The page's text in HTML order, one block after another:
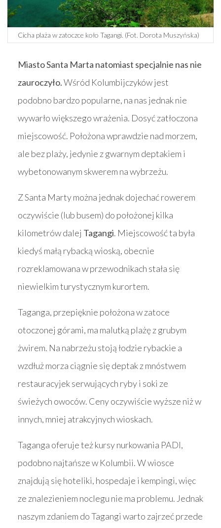
Cicha plaża w zatoczce koło Tagangi. (Fot. Dorota Muszyńska)
Miasto Santa Marta natomiast specjalnie nas nie
zauroczyło.Wśród Kolumbijczyków jest
podobno bardzo popularne, na nas jednak nie
wywarło większego wrażenia. Dosyć zatłoczona
miejscowość. Położona wprawdzie nad morzem,
ale bez plaży, jedynie z gwarnym deptakiem i
wybetonowanym skwerem na wybrzeżu.
Z Santa Marty można jednak dojechać rowerem
oczywiście (lub busem) do położonej kilka
kilometrów dalej Tagangi. Miejscowość ta była
kiedyś małą rybacką wioską, obecnie
rozreklamowana w przewodnikach stała się
niewielkim turystycznym kurortem.
Taganga, przepięknie położona w zatoce
otoczonej górami, ma malutką plażę z grubym
żwirem. Na nabrzeżu stoją łodzie rybackie a
wzdłuż morza ciągnie się deptak z mnóstwem
restauracyjek serwujących ryby i soki ze
świeżych owoców. Ceny oczywiście wyższe niż w
innych, mniej atrakcyjnych wioskach.
Taganga oferuje też kursy nurkowania PADI,
podobno najtańsze w Kolumbii. W wiosce
znajdują się hoteliki, hospedaje i kempingi, więc
ze znalezieniem noclegu nie ma problemu. Jednak
naszym zdaniem do Tagangi warto zajrzeć przede